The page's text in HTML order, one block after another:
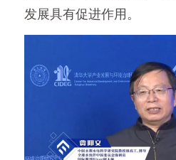
发展具有促进作用。